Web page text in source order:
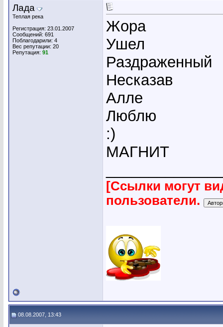
Лада
Теплая река
Регистрация: 23.01.2007
Сообщений: 691
Поблагодарили: 4
Вес репутации: 20
Репутация: 91
Жора
Ушел
Раздраженный
Несказав
Алле
Люблю
:)
МАГНИТ
[Ссылки могут
пользователи.
08.08.2007, 13:43